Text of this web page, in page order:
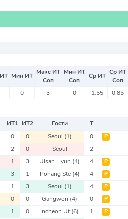
Мин ИТ Макс ИТ
Соп
Мин ИТ
Соп
Ср ИТ Ср ИТ
Соп
0 3 0 1.55 0.85
ИТ1 ИТ2 Гости Т
0 0 Seoul (1) 0 Р
2 0 Seoul 2
1 3 Ulsan Hyun (4) 4 Р
3 1 Pohang Ste (4) 4 Р
1 3 Seoul (1) 4 Р
0 0 Gangwon (4) 0 Р
1 0 Incheon Ut (6) 1 Р